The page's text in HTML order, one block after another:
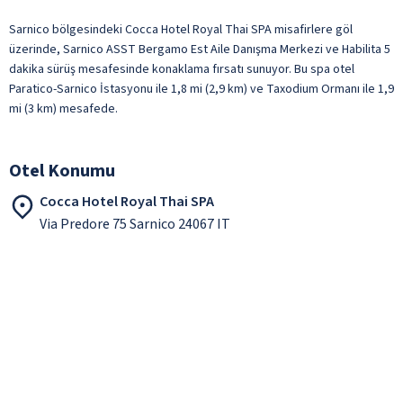
Sarnico bölgesindeki Cocca Hotel Royal Thai SPA misafirlere göl
üzerinde, Sarnico ASST Bergamo Est Aile Danışma Merkezi ve Habilita 5
dakika sürüş mesafesinde konaklama fırsatı sunuyor. Bu spa otel
Paratico-Sarnico İstasyonu ile 1,8 mi (2,9 km) ve Taxodium Ormanı ile 1,9
mi (3 km) mesafede.
Otel Konumu
Cocca Hotel Royal Thai SPA
Via Predore 75 Sarnico 24067 IT